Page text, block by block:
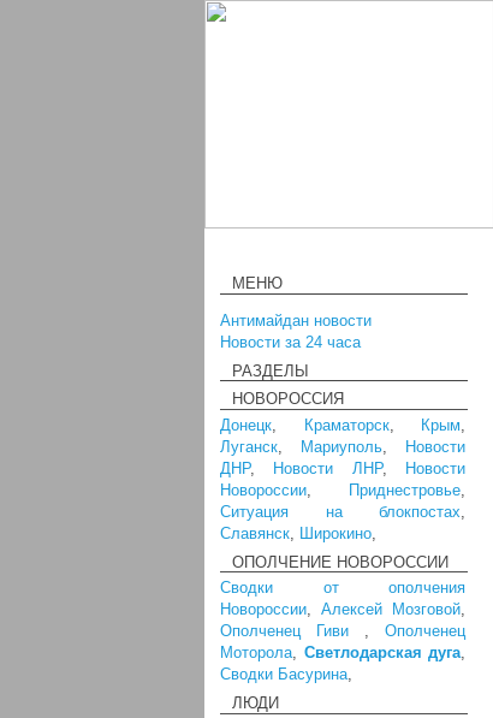
МЕНЮ
Антимайдан новости
Новости за 24 часа
РАЗДЕЛЫ
НОВОРОССИЯ
Донецк
Краматорск, Крым
Луганск
Мариуполь
Новости
ДНР, Новости ЛНР, Новости
Новороссии
Приднестровье
Ситуация на блокпостах
Славянск Широкино
ОПОЛЧЕНИЕ НОВОРОССИИ
Сводки от ополчения
Новороссии, Алексей Мозговой,
Ополченец Гиви , Ополченец
Моторола, Светлодарская дуга,
Сводки Басурина,
ЛЮДИ